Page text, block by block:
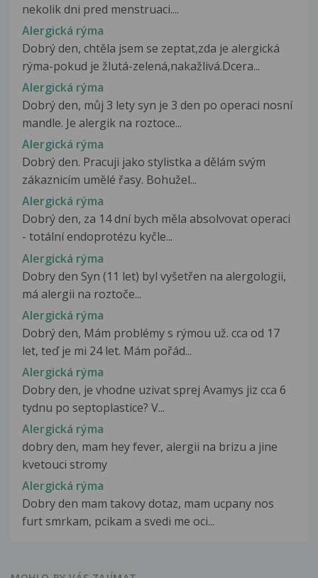
nekolik dni pred menstruaci....
Alergická rýma
Dobrý den, chtěla jsem se zeptat,zda je alergická
rýma-pokud je žlutá-zelená,nakažlivá.Dcera...
Alergická rýma
Dobrý den, můj 3 lety syn je 3 den po operaci nosní
mandle. Je alergik na roztoce...
Alergická rýma
Dobrý den. Pracuji jako stylistka a dělám svým
zákaznicím umělé řasy. Bohužel...
Alergická rýma
Dobrý den, za 14 dní bych měla absolvovat operaci
- totální endoprotézu kyčle...
Alergická rýma
Dobry den Syn (11 let) byl vyšetřen na alergologii,
má alergii na roztoče...
Alergická rýma
Dobrý den, Mám problémy s rýmou už. cca od 17
let, teď je mi 24 let. Mám pořád...
Alergická rýma
Dobry den, je vhodne uzivat sprej Avamys jiz cca 6
tydnu po septoplastice? V...
Alergická rýma
dobry den, mam hey fever, alergii na brizu a jine
kvetouci stromy
Alergická rýma
Dobry den mam takovy dotaz, mam ucpany nos
furt smrkam, pcikam a svedi me oci...